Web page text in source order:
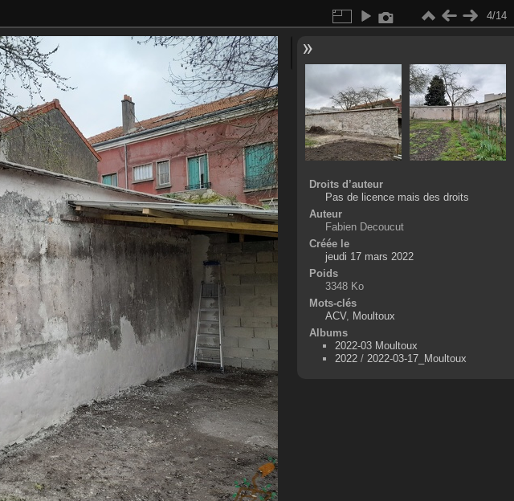
4/14
Droits d’auteur
Pas de licence mais des droits
Auteur
Fabien Decoucut
Créée le
jeudi 17 mars 2022
Poids
3348 Ko
Mots-clés
ACV, Moultoux
Albums
2022-03 Moultoux
2022 /2022-03-17_Moultoux